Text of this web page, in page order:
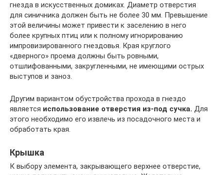
гнезда в искусственных домиках. Диаметр отверстия
для синичника должен быть не более 30 мм. Превышение
этой величины может привести к заселению в него
более крупных птиц или к полному игнорированию
импровизированного гнездовья. Края круглого
«дверного» проема должны быть ровными,
отшлифованными, закругленными, не имеющими острых
выступов и заноз.
Другим вариантом обустройства прохода в гнездо
является использование отверстия из-под сучка. Для
этого необходимо его извлечь из посадочного места и
обработать края.
Крышка
К выбору элемента, закрывающего верхнее отверстие,